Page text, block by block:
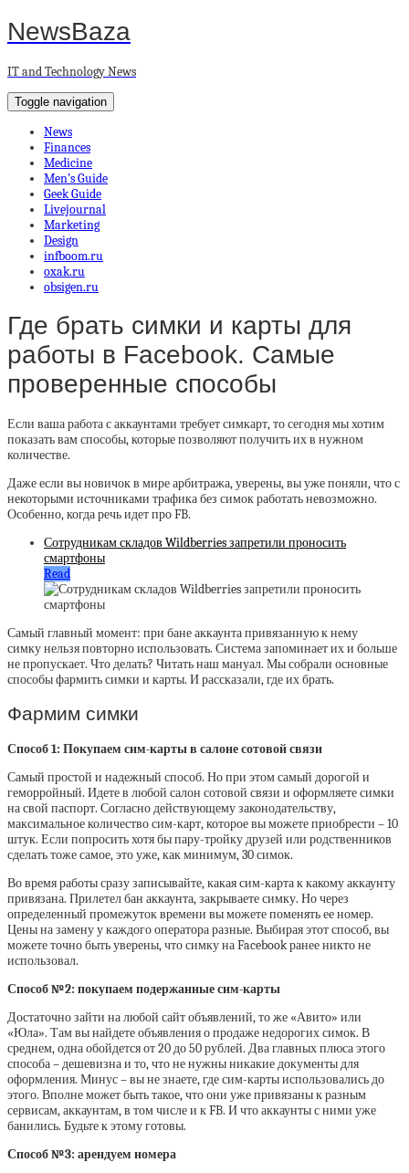
NewsBaza
IT and Technology News
Toggle navigation
News
Finances
Medicine
Men’s Guide
Geek Guide
Livejournal
Marketing
Design
infboom.ru
oxak.ru
obsigen.ru
Где брать симки и карты для
работы в Facebook. Самые
проверенные способы
Если ваша работа с аккаунтами требует симкарт, то сегодня мы хотим
показать вам способы, которые позволяют получить их в нужном
количестве.
Даже если вы новичок в мире арбитража, уверены, вы уже поняли, что с
некоторыми источниками трафика без симок работать невозможно.
Особенно, когда речь идет про FB.
Сотрудникам складов Wildberries запретили проносить
смартфоны
Read
Самый главный момент: при бане аккаунта привязанную к нему
симку нельзя повторно использовать. Система запоминает их и больше
не пропускает. Что делать? Читать наш мануал. Мы собрали основные
способы фармить симки и карты. И рассказали, где их брать.
Фармим симки
Способ 1: Покупаем сим-карты в салоне сотовой связи
Самый простой и надежный способ. Но при этом самый дорогой и
геморройный. Идете в любой салон сотовой связи и оформляете симки
на свой паспорт. Согласно действующему законодательству,
максимальное количество сим-карт, которое вы можете приобрести – 10
штук. Если попросить хотя бы пару-тройку друзей или родственников
сделать тоже самое, это уже, как минимум, 30 симок.
Во время работы сразу записывайте, какая сим-карта к какому аккаунту
привязана. Прилетел бан аккаунта, закрываете симку. Но через
определенный промежуток времени вы можете поменять ее номер.
Цены на замену у каждого оператора разные. Выбирая этот способ, вы
можете точно быть уверены, что симку на Facebook ранее никто не
использовал.
Способ №2: покупаем подержанные сим-карты
Достаточно зайти на любой сайт объявлений, то же «Авито» или
«Юла». Там вы найдете объявления о продаже недорогих симок. В
среднем, одна обойдется от 20 до 50 рублей. Два главных плюса этого
способа – дешевизна и то, что не нужны никакие документы для
оформления. Минус – вы не знаете, где сим-карты использовались до
этого. Вполне может быть такое, что они уже привязаны к разным
сервисам, аккаунтам, в том числе и к FB. И что аккаунты с ними уже
банились. Будьте к этому готовы.
Способ №3: арендуем номера